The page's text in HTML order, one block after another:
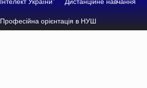
Професійна орієнтація в НУШ